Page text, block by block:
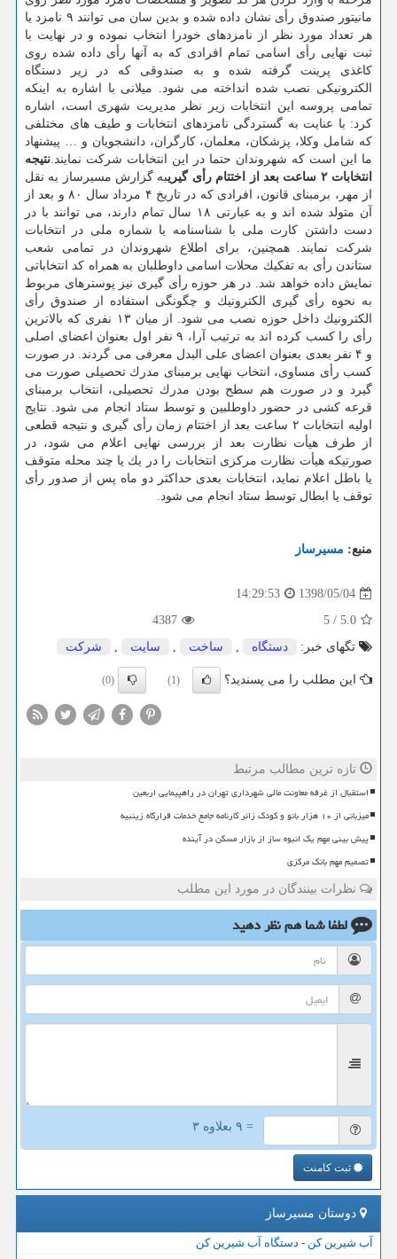
مانیتور صندوق رأی نشان داده شده و بدین سان می توانند ۹ نامزد یا
هر تعداد مورد نظر از نامزدهای خودرا انتخاب نموده و در نهایت با
ثبت نهایی رأی اسامی تمام افرادی كه به آنها رأی داده شده روی
كاغذی پرینت گرفته شده و به صندوقی كه در زیر دستگاه
الكترونیكی نصب شده انداخته می شود. میلانی با اشاره به اینكه
تمامی پروسه این انتخابات زیر نظر مدیریت شهری است، اشاره
كرد: با عنایت به گستردگی نامزدهای انتخابات و طیف های مختلفی
كه شامل وكلا، پزشكان، معلمان، كارگران، دانشجویان و … پیشنهاد
ما این است كه شهروندان حتما در این انتخابات شركت نمایند. نتیجه
انتخابات ۲ ساعت بعد از اختتام رأی گیری
به گزارش مسیرساز به نقل
از مهر، برمبنای قانون، افرادی كه در تاریخ ۴ مرداد سال ۸۰ و بعد از
آن متولد شده اند و به عبارتی ۱۸ سال تمام دارند، می توانند با در
دست داشتن كارت ملی با شناسنامه یا شماره ملی در انتخابات
شركت نمایند. همچنین، برای اطلاع شهروندان در تمامی شعب
ستاندن رأی به تفكیك محلات اسامی داوطلبان به همراه كد انتخاباتی
نمایش داده خواهد شد. در هر حوزه رأی گیری نیز پوسترهای مربوط
به نحوه رأی گیری الكترونیك و چگونگی استفاده از صندوق رأی
الكترونیك داخل حوزه نصب می شود. از میان ۱۳ نفری كه بالاترین
رأی را كسب كرده اند به ترتیب آرا، ۹ نفر اول بعنوان اعضای اصلی
و ۴ نفر بعدی بعنوان اعضای علی البدل معرفی می گردند. در صورت
كسب رأی مساوی، انتخاب نهایی برمبنای مدرك تحصیلی صورت می
گیرد و در صورت هم سطح بودن مدرك تحصیلی، انتخاب برمبنای
قرعه كشی در حضور داوطلبین و توسط ستاد انجام می شود. نتایج
اولیه انتخابات ۲ ساعت بعد از اختتام زمان رأی گیری و نتیجه قطعی
از طرف هیأت نظارت بعد از بررسی نهایی اعلام می شود، در
صورتیكه هیأت نظارت مركزی انتخابات را در یك یا چند محله متوقف
یا باطل اعلام نماید، انتخابات بعدی حداكثر دو ماه پس از صدور رأی
توقف یا ابطال توسط ستاد انجام می شود.
منبع: مسیرساز
1398/05/04
14:29:53
5.0
/
5
4387
تگهای خبر:
دستگاه , ساخت , سایت , شركت
این مطلب را می پسندید؟ (1)
(0)
تازه ترین مطالب مرتبط
استقبال از غرفه معاونت مالی شهرداری تهران در راهپیمایی اربعین
میزبانی از ۱۰ هزار بانو و کودک زائر کارنامه جامع خدمات قرارگاه زینبیه
پیش بینی مهم یک انبوه ساز از بازار مسکن در آینده
تصمیم مهم بانک مرکزی
نظرات بینندگان در مورد این مطلب
لطفا شما همنظر دهید
= ۹ بعلاوه ۳
ثبت کامنت
دوستان مسیرساز
آب شیرین کن - دستگاه آب شیرین کن